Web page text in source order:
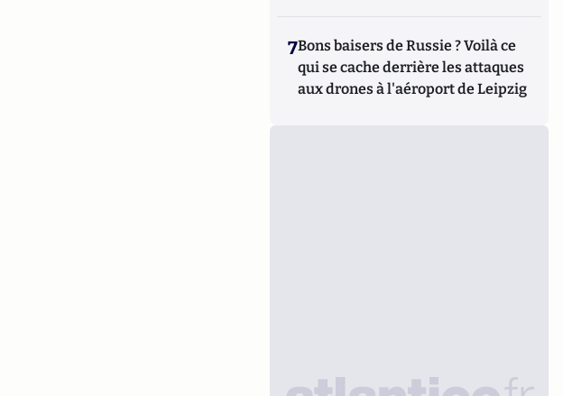
7Bons baisers de Russie ? Voilà ce
qui se cache derrière les attaques
aux drones à l'aéroport de Leipzig